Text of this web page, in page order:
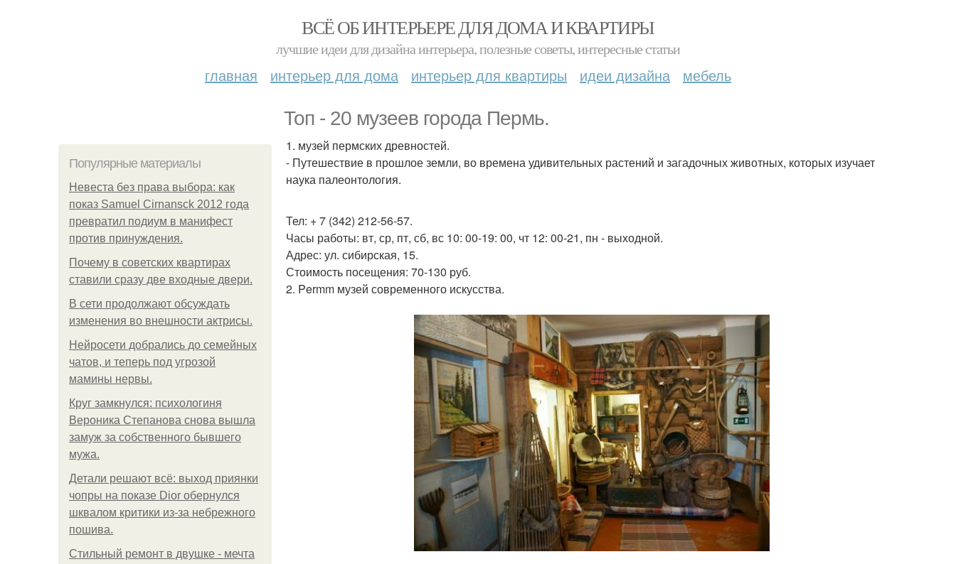
ВСЁ ОБ ИНТЕРЬЕРЕ ДЛЯ ДОМА И КВАРТИРЫ
лучшие идеи для дизайна интерьера, полезные советы, интересные статьи
главная интерьер для дома интерьер для квартиры идеи дизайна мебель
Топ - 20 музеев города Пермь.
Популярные материалы
Невеста без права выбора: как
показ Samuel Cirnansck 2012 года
превратил подиум в манифест
против принуждения.
Почему в советских квартирах
ставили сразу две входные двери.
В сети продолжают обсуждать
изменения во внешности актрисы.
Нейросети добрались до семейных
чатов, и теперь под угрозой
мамины нервы.
Круг замкнулся: психологиня
Вероника Степанова снова вышла
замуж за собственного бывшего
мужа.
Детали решают всё: выход приянки
чопры на показе Dior обернулся
шквалом критики из-за небрежного
пошива.
Стильный ремонт в двушке - мечта
1. музей пермских древностей.
- Путешествие в прошлое земли, во времена удивительных растений и загадочных животных, которых изучает
наука палеонтология.
Тел: + 7 (342) 212-56-57.
Часы работы: вт, ср, пт, сб, вс 10: 00-19: 00, чт 12: 00-21, пн - выходной.
Адрес: ул. сибирская, 15.
Стоимость посещения: 70-130 руб.
2. Permm музей современного искусства.